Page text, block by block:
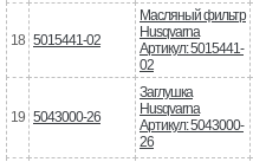
18 5015441-02
Масляный фильтр
Husqvarna
Артикул: 5015441-
02
19 5043000-26
Заглушка
Husqvarna
Артикул: 5043000-
26